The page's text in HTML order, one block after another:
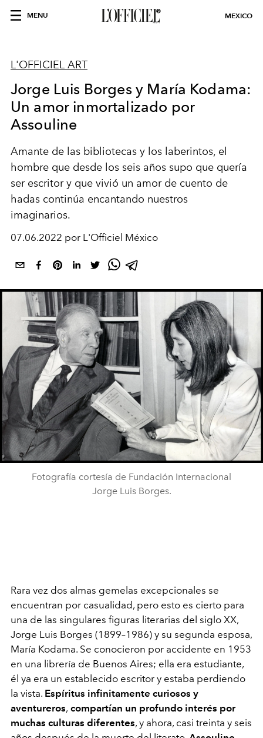
MENU MEXICO
L'OFFICIEL ART
Jorge Luis Borges y María Kodama:
Un amor inmortalizado por
Assouline
Amante de las bibliotecas y los laberintos, el
hombre que desde los seis años supo que quería
ser escritor y que vivió un amor de cuento de
hadas continúa encantando nuestros
imaginarios.
07.06.2022 por L'Officiel México
Fotografía cortesía de Fundación Internacional
Jorge Luis Borges.
Rara vez dos almas gemelas excepcionales se
encuentran por casualidad, pero esto es cierto para
una de las singulares figuras literarias del siglo XX,
Jorge Luis Borges (1899–1986) y su segunda esposa,
María Kodama. Se conocieron por accidente en 1953
en una librería de Buenos Aires; ella era estudiante,
él ya era un establecido escritor y estaba perdiendo
la vista. Espíritus infinitamente curiosos y
aventureros, compartían un profundo interés por
muchas culturas diferentes, y ahora, casi treinta y seis